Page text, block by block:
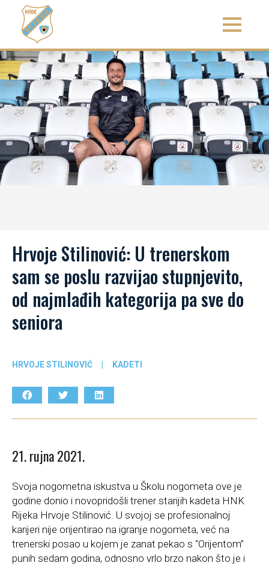
Hrvoje Stilinović: U trenerskom
sam se poslu razvijao stupnjevito,
od najmlađih kategorija pa sve do
seniora
HRVOJE STILINOVIĆ | KADETI
21. rujna 2021.
Svoja nogometna iskustva u Školu nogometa ove je
godine donio i novopridošli trener starijih kadeta HNK
Rijeka Hrvoje Stilinović. U svojoj se profesionalnoj
karijeri nije orijentirao na igranje nogometa, već na
trenerski posao u kojem je zanat pekao s “Orijentom”
punih sedam godina, odnosno vrlo brzo nakon što je i